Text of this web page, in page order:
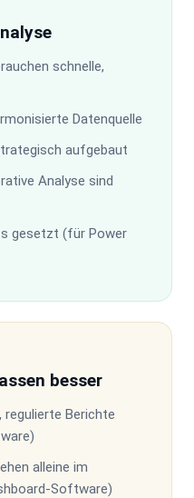
schnelle,
Datenquelle
aufgebaut
Analyse sind
gesetzt (für Power
besser
regulierte Berichte
alleine im
Software)